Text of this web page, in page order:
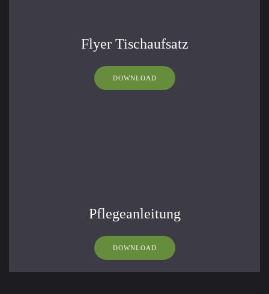
Flyer Tischaufsatz
DOWNLOAD
Pflegeanleitung
DOWNLOAD